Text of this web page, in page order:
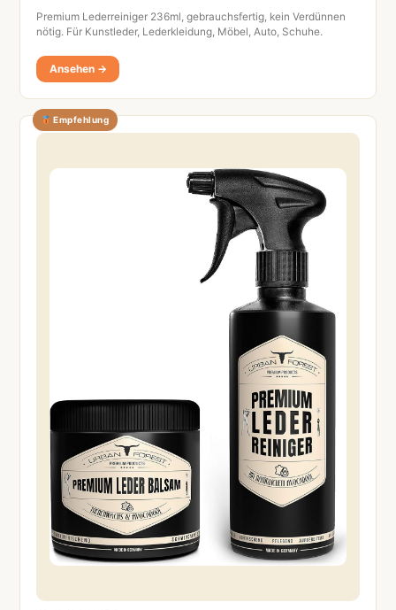
Premium Lederreiniger 236ml, gebrauchsfertig, kein Verdünnen
nötig. Für Kunstleder, Lederkleidung, Möbel, Auto, Schuhe.
Ansehen →
Empfehlung